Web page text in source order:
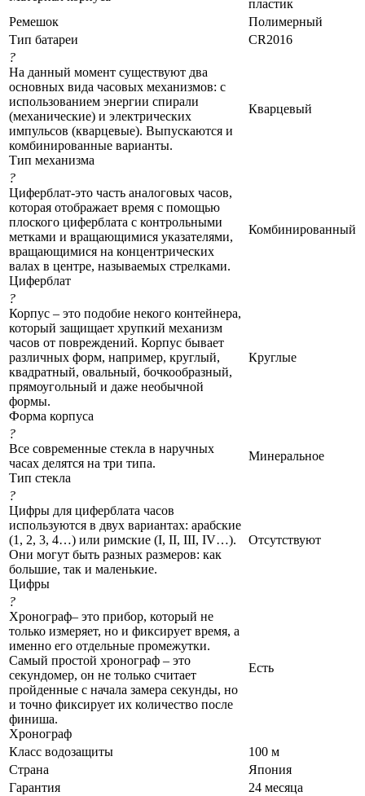
пластик
Ремешок
Полимерный
Тип батареи
CR2016
?
На данный момент существуют два
основных вида часовых механизмов: с
использованием энергии спирали
(механические) и электрических
импульсов (кварцевые). Выпускаются и
комбинированные варианты.
Тип механизма
Кварцевый
?
Циферблат-это часть аналоговых часов,
которая отображает время с помощью
плоского циферблата с контрольными
метками и вращающимися указателями,
вращающимися на концентрических
валах в центре, называемых стрелками.
Циферблат
Комбинированный
?
Корпус – это подобие некого контейнера,
который защищает хрупкий механизм
часов от повреждений. Корпус бывает
различных форм, например, круглый,
квадратный, овальный, бочкообразный,
прямоугольный и даже необычной
формы.
Форма корпуса
Круглые
?
Все современные стекла в наручных
часах делятся на три типа.
Тип стекла
Минеральное
?
Цифры для циферблата часов
используются в двух вариантах: арабские
(1, 2, 3, 4…) или римские (I, II, III, IV…).
Они могут быть разных размеров: как
большие, так и маленькие.
Цифры
Отсутствуют
?
Хронограф– это прибор, который не
только измеряет, но и фиксирует время, а
именно его отдельные промежутки.
Самый простой хронограф – это
секундомер, он не только считает
пройденные с начала замера секунды, но
и точно фиксирует их количество после
финиша.
Хронограф
Есть
Класс водозащиты
100 м
Страна
Япония
Гарантия
24 месяца